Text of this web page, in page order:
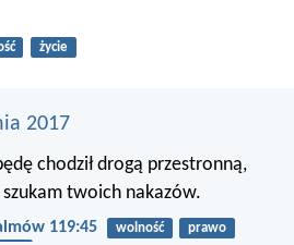
życie
2017
chodził drogą przestronną,
szukam twoich nakazów.
119:45 wolność
prawo